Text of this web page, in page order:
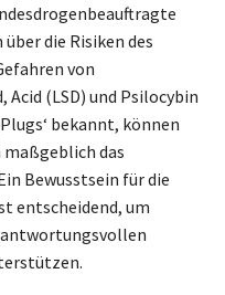
die Risiken des
von
(LSD) und Psilocybin
bekannt, können
das
Bewusstsein für die
entscheidend, um